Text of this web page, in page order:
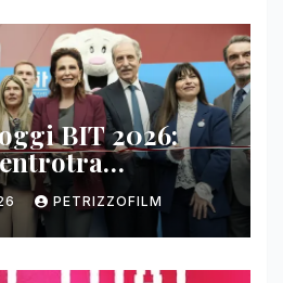
BIT 2026:
e business
PETRIZZOFILM